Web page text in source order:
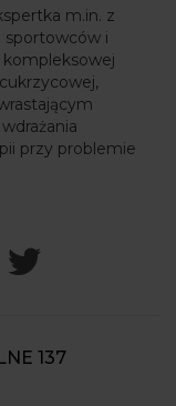
m.in. z
sportowców i
przy problemie
137